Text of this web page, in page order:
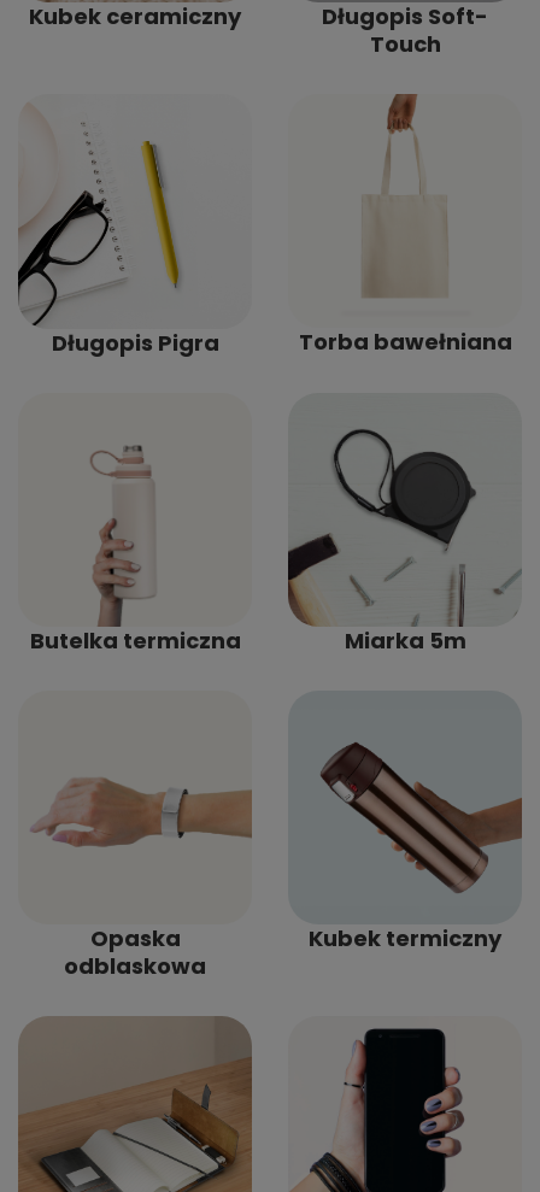
Kubek ceramiczny
Długopis Soft-
Touch
Długopis Pigra Torba bawełniana
Butelka termiczna Miarka 5m
Opaska
odblaskowa
Kubek termiczny